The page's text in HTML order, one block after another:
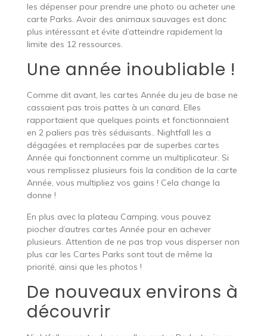
les dépenser pour prendre une photo ou acheter une
carte Parks. Avoir des animaux sauvages est donc
plus intéressant et évite d’atteindre rapidement la
limite des 12 ressources.
Une année inoubliable !
Comme dit avant, les cartes Année du jeu de base ne
cassaient pas trois pattes à un canard. Elles
rapportaient que quelques points et fonctionnaient
en 2 paliers pas très séduisants.. Nightfall les a
dégagées et remplacées par de superbes cartes
Année qui fonctionnent comme un multiplicateur. Si
vous remplissez plusieurs fois la condition de la carte
Année, vous multipliez vos gains ! Cela change la
donne !
En plus avec la plateau Camping, vous pouvez
piocher d’autres cartes Année pour en achever
plusieurs. Attention de ne pas trop vous disperser non
plus car les Cartes Parks sont tout de même la
priorité, ainsi que les photos !
De nouveaux environs à
découvrir